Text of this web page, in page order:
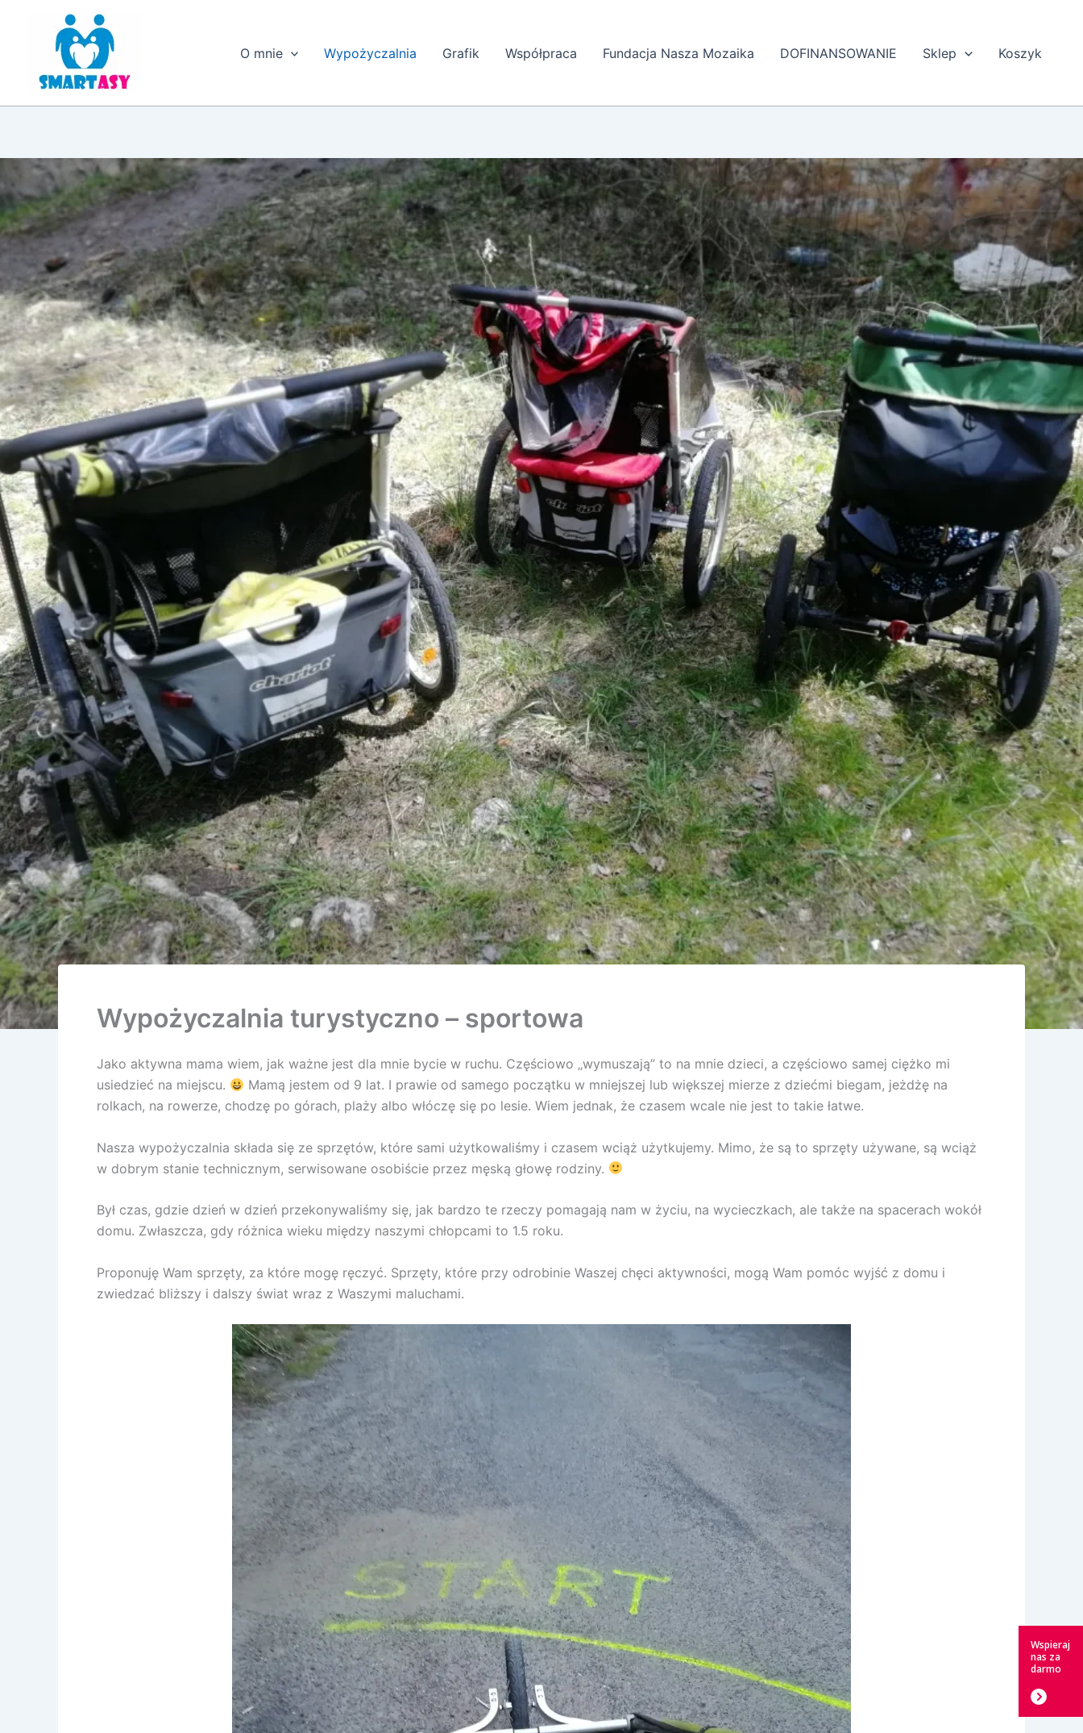
O mnie Wypożyczalnia Grafik Współpraca Fundacja Nasza Mozaika DOFINANSOWANIE Sklep Koszyk
Wypożyczalnia turystyczno – sportowa
Jako aktywna mama wiem, jak ważne jest dla mnie bycie w ruchu. Częściowo „wymuszają” to na mnie dzieci, a częściowo samej ciężko mi
usiedzieć na miejscu.
Mamą jestem od 9 lat. I prawie od samego początku w mniejszej lub większej mierze z dziećmi biegam, jeżdżę na
rolkach, na rowerze, chodzę po górach, plaży albo włóczę się po lesie. Wiem jednak, że czasem wcale nie jest to takie łatwe.
Nasza wypożyczalnia składa się ze sprzętów, które sami użytkowaliśmy i czasem wciąż użytkujemy. Mimo, że są to sprzęty używane, są wciąż
w dobrym stanie technicznym, serwisowane osobiście przez męską głowę rodziny.
Był czas, gdzie dzień w dzień przekonywaliśmy się, jak bardzo te rzeczy pomagają nam w życiu, na wycieczkach, ale także na spacerach wokół
domu. Zwłaszcza, gdy różnica wieku między naszymi chłopcami to 1.5 roku.
Proponuję Wam sprzęty, za które mogę ręczyć. Sprzęty, które przy odrobinie Waszej chęci aktywności, mogą Wam pomóc wyjść z domu i
zwiedzać bliższy i dalszy świat wraz z Waszymi maluchami.
Wspieraj
nas za
darmo